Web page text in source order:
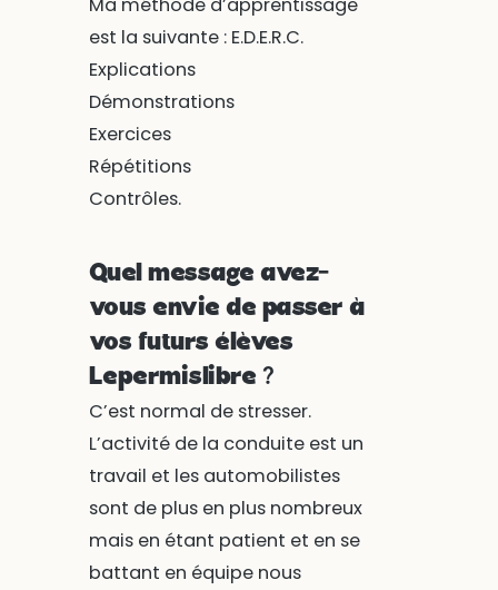
est la suivante : E.D.E.R.C.
Explications
Démonstrations
Exercices
Répétitions
Contrôles.
Quel message avez-
vous envie de passer à
vos futurs élèves
Lepermislibre ?
C’est normal de stresser.
L’activité de la conduite est un
travail et les automobilistes
sont de plus en plus nombreux
mais en étant patient et en se
battant en équipe nous